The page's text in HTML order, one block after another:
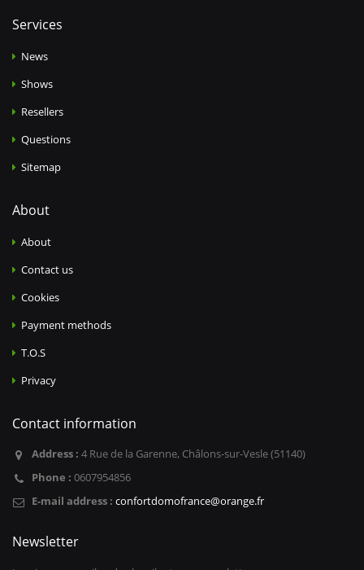
Services
News
Shows
Resellers
Questions
Sitemap
About
About
Contact us
Cookies
Payment methods
T.O.S
Privacy
Contact information
Address : 4 Rue de la Garenne, Châlons-sur-Vesle (51140)
Phone : 0607954856
E-mail address : confortdomofrance@orange.fr
Newsletter